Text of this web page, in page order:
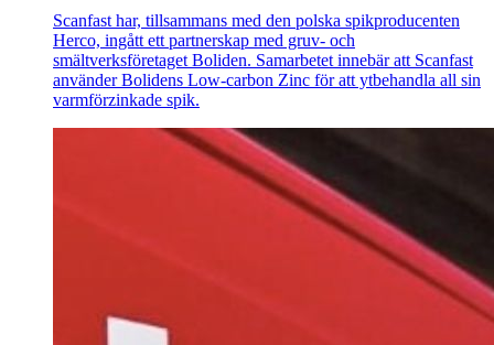
Scanfast har, tillsammans med den polska spikproducenten
Herco, ingått ett partnerskap med gruv- och
smältverksföretaget Boliden. Samarbetet innebär att Scanfast
använder Bolidens Low-carbon Zinc för att ytbehandla all sin
varmförzinkade spik.